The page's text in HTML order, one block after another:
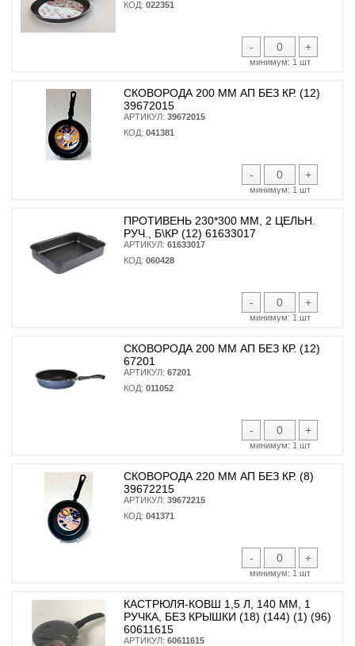
КОД: 022351
- +
минимум: 1 шт
СКОВОРОДА 200 ММ АП БЕЗ КР. (12)
39672015
АРТИКУЛ: 39672015
КОД: 041381
- +
минимум: 1 шт
ПРОТИВЕНЬ 230*300 ММ, 2 ЦЕЛЬН.
РУЧ., Б\КР (12) 61633017
АРТИКУЛ: 61633017
КОД: 060428
- +
минимум: 1 шт
СКОВОРОДА 200 ММ АП БЕЗ КР. (12)
67201
АРТИКУЛ: 67201
КОД: 011052
- +
минимум: 1 шт
СКОВОРОДА 220 ММ АП БЕЗ КР. (8)
39672215
АРТИКУЛ: 39672215
КОД: 041371
- +
минимум: 1 шт
КАСТРЮЛЯ-КОВШ 1,5 Л, 140 ММ, 1
РУЧКА, БЕЗ КРЫШКИ (18) (144) (1) (96)
60611615
АРТИКУЛ: 60611615